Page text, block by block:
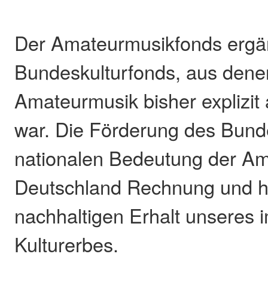
Der Amateurmusikfonds
Bundeskulturfonds, aus
Amateurmusik bisher
war. Die Förderung des
nationalen Bedeutung der
Deutschland Rechnung und
nachhaltigen Erhalt unseres
Kulturerbes.